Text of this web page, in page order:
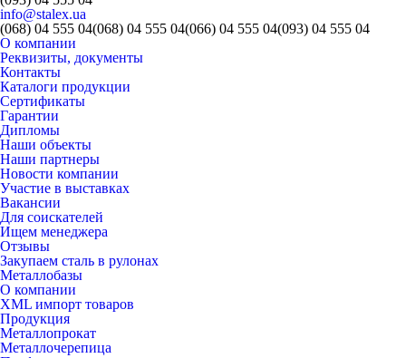
info@stalex.ua
(068) 04 555 04(068) 04 555 04(066) 04 555 04(093) 04 555 04
О компании
Реквизиты, документы
Контакты
Каталоги продукции
Сертификаты
Гарантии
Дипломы
Наши объекты
Наши партнеры
Новости компании
Участие в выставках
Вакансии
Для соискателей
Ищем менеджера
Отзывы
Закупаем сталь в рулонах
Металлобазы
О компании
XML импорт товаров
Продукция
Металлопрокат
Металлочерепица